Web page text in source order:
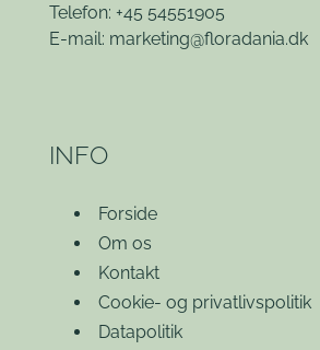
Telefon: +45 54551905
E-mail: marketing@floradania.dk
INFO
Forside
Om os
Kontakt
Cookie- og privatlivspolitik
Datapolitik